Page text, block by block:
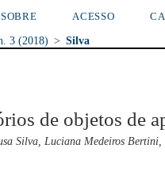
SOBRE ACESSO
3 (2018) > Silva
de objetos de
Silva, Luciana Medeiros